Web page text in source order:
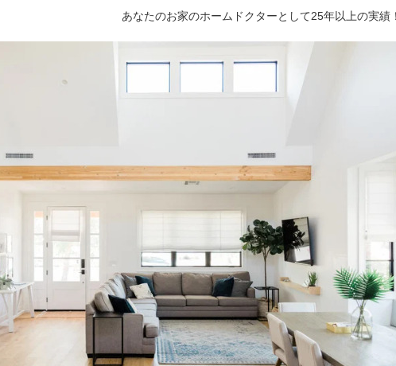
あなたのお家のホームドクターとして25年以上の実績！